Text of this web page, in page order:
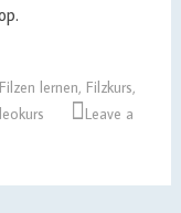
Filzen lernen, Filzkurs,
Leave a